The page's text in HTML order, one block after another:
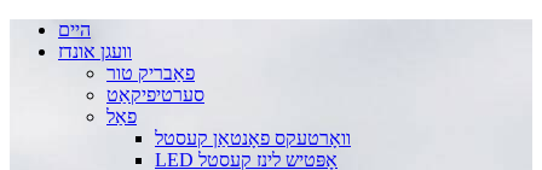
היים
וועגן אונדז
פאַבריק טור
סערטיפיקאַט
פאַל
וואָרטעקס פאָנטאַן קעסטל
LED אָפּטיש לינז קעסטל